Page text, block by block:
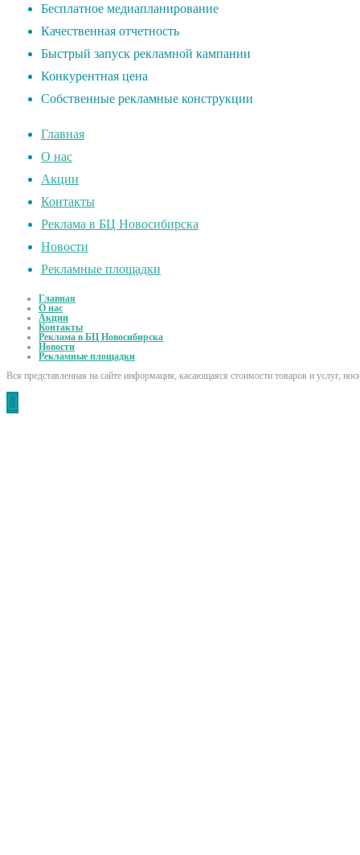
Бесплатное медиапланирование
Качественная отчетность
Быстрый запуск рекламной кампании
Конкурентная цена
Собственные рекламные конструкции
Главная
О нас
Акции
Контакты
Реклама в БЦ Новосибирска
Новости
Рекламные площадки
Главная
О нас
Акции
Контакты
Реклама в БЦ Новосибирска
Новости
Рекламные площадки
Вся представленная на сайте информация, касающаяся стоимости товаров и услуг,